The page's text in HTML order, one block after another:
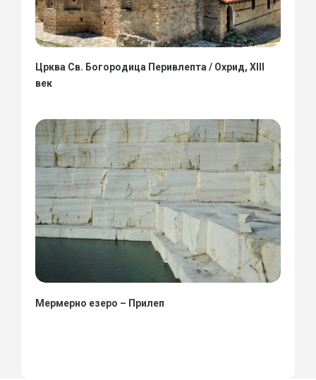
Црква Св. Богородица Перивлепта / Охрид, XIII
век
Мермерно езеро – Прилеп